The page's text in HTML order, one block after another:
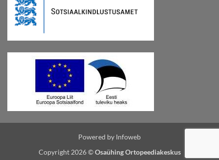
Powered by Infoweb
Copyright 2026 ©Osaühing Ortopeediakeskus